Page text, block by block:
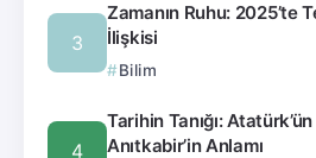
Zamanın Ruhu: 2025’te
İlişkisi
Bilim
Tarihin Tanığı:
Anıtkabir’in Anlamı